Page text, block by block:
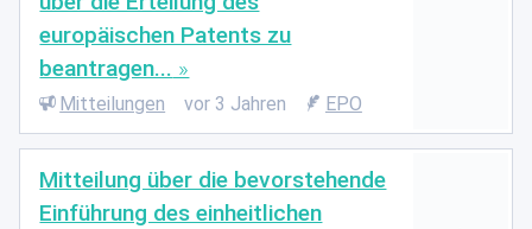
europäischen Patents zu
beantragen...
Mitteilungen vor 3 Jahren EPO
Mitteilung über die bevorstehende
Einführung des einheitlichen